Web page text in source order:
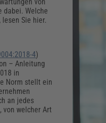
Feuerwehr
Recht, Sicherheit &
Kommunales
Künstliche
Weiterbildungen
Zoll und Export
Fachpublikationen &
Zollverfahren &
Weiterbildungen
dabei. Welche
Sie hier.
4)
– Anleitung
in
Norm stellt ein
an jedes
von welcher Art